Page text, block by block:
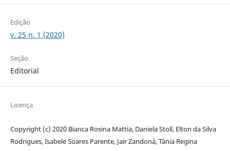
Edição
v. 25 n. 1 (2020)
Seção
Editorial
Licença
Copyright (c) 2020 Bianca Rosina Mattia, Daniela Stoll, Elton da Silva
Rodrigues, Isabele Soares Parente, Jair Zandoná, Tânia Regina